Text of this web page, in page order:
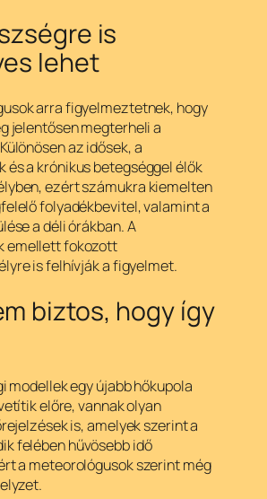
is
lehet
arra figyelmeztetnek, hogy
jelentősen megterheli a
az idősek, a
és a krónikus betegséggel élők
ezért számukra kiemelten
folyadékbevitel, valamint a
a déli órákban. A
emellett fokozott
is felhívják a figyelmet.
biztos, hogy így
modellek egy újabb hőkupola
előre, vannak olyan
is, amelyek szerint a
felében hűvösebb idő
a meteorológusok szerint még